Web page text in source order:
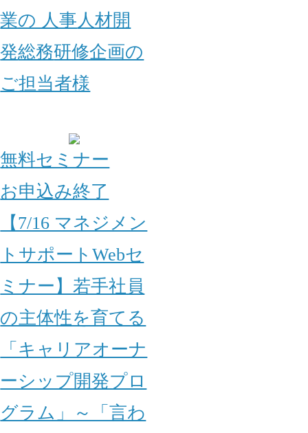
業の 人事人材開
発総務研修企画の
ご担当者様
無料セミナー
お申込み終了
【7/16 マネジメン
トサポートWebセ
ミナー】若手社員
の主体性を育てる
「キャリアオーナ
ーシップ開発プロ
グラム」～「言わ